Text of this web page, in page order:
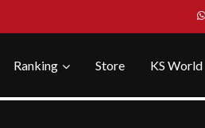
Ranking Store KS World